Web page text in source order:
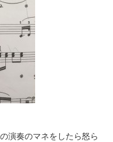
演奏のマネをしたら怒ら